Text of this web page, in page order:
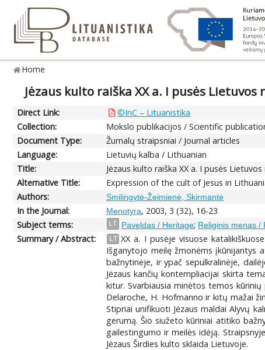
Home
Jėzaus kulto raiška XX a. I pusės
Direct Link:
©InC – Lituanistika
Collection:
Mokslo publikacijos / Scientific
Document Type:
Žurnalų straipsniai / Journal articles
Language:
Lietuvių kalba / Lithuanian
Title:
Jėzaus kulto raiška XX a. I pusės
Alternative Title:
Expression of the cult of Jesus in
Authors:
Smilingytė-Žeimienė, Skirmantė
In the Journal: Menotyra, 2003, 3 (32), 16-23
Subject terms:
LT Paveldas / Heritage; Religinis menas /
Summary / Abstract: LT XX a. I pusėje visuose
Išganytojo meilę žmonėms įkūnijantys
bažnytinėje, ir ypač sepulkralinėje,
Jėzaus kančių kontempliacijai skirta
kitur. Svarbiausia minėtos temos
Delaroche, H. Hofmanno ir kitų mažai
Stipriai unifikuoti Jėzaus maldai Alyvų
gerumą. Šio siužeto kūriniai atitiko
gailestingumo ir meilės idėją.
Jėzaus Širdies kulto sklaida Lietuvoje.